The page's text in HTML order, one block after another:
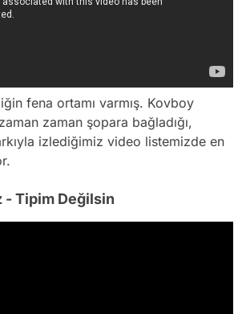
fena ortamı varmış. Kovboy
zaman şopara bağladığı,
izlediğimiz video listemizde en
- Tipim Değilsin